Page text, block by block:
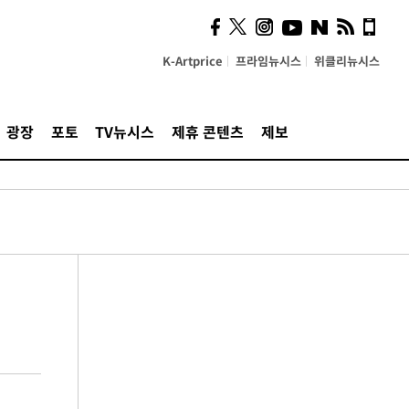
K-Artprice 프라임뉴시스 위클리뉴시스
광장 포토 TV뉴시스 제휴 콘텐츠 제보